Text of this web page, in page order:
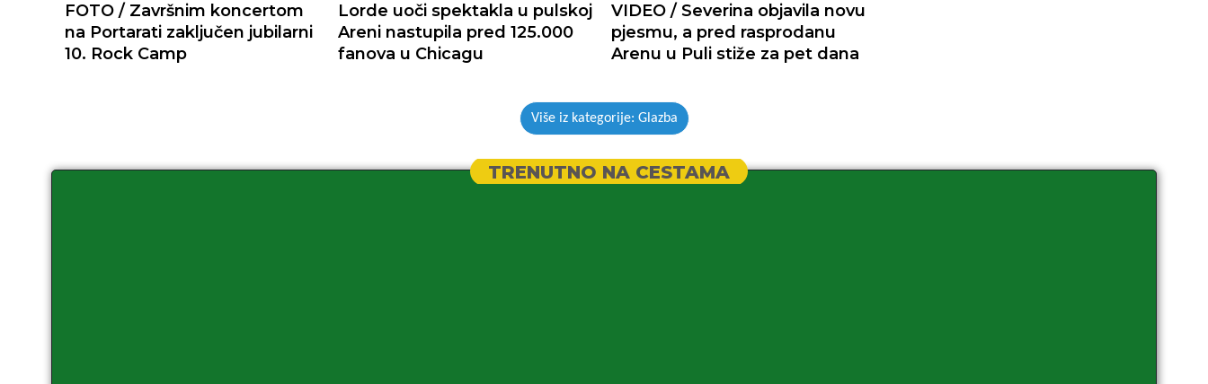
FOTO / Završnim koncertom
na Portarati zaključen jubilarni
10. Rock Camp
Lorde uoči spektakla u pulskoj
Areni nastupila pred 125.000
fanova u Chicagu
VIDEO / Severina objavila novu
pjesmu, a pred rasprodanu
Arenu u Puli stiže za pet dana
Više iz kategorije: Glazba
TRENUTNO NA CESTAMA